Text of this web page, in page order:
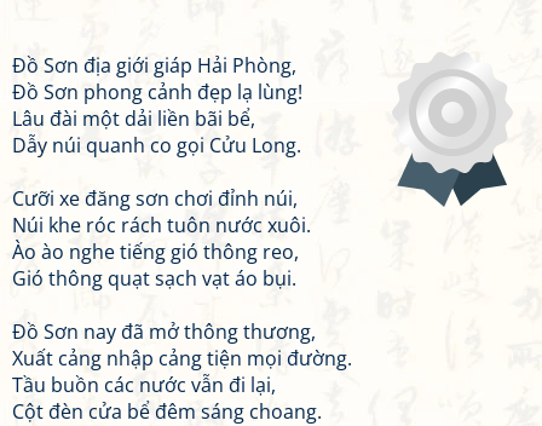
Đồ Sơn địa giới giáp Hải Phòng,
Đồ Sơn phong cảnh đẹp lạ lùng!
Lâu đài một dải liền bãi bể,
Dẫy núi quanh co gọi Cửu Long.
Cưỡi xe đăng sơn chơi đỉnh núi,
Núi khe róc rách tuôn nước xuôi.
Ào ào nghe tiếng gió thông reo,
Gió thông quạt sạch vạt áo bụi.
Đồ Sơn nay đã mở thông thương,
Xuất cảng nhập cảng tiện mọi đường.
Tầu buồn các nước vẫn đi lại,
Cột đèn cửa bể đêm sáng choang.